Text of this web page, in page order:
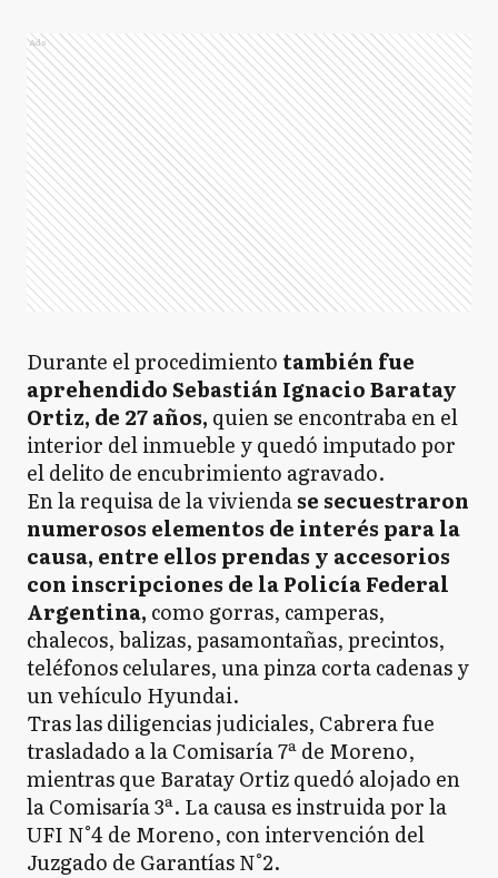
Ads
Durante el procedimiento también fue
aprehendido Sebastián Ignacio Baratay
Ortiz, de 27 años, quien se encontraba en el
interior del inmueble y quedó imputado por
el delito de encubrimiento agravado.
En la requisa de la viviendase secuestraron
numerosos elementos de interés para la
causa, entre ellos prendas y accesorios
con inscripciones de la Policía Federal
Argentina, como gorras, camperas,
chalecos, balizas, pasamontañas, precintos,
teléfonos celulares, una pinza corta cadenas y
un vehículo Hyundai.
Tras las diligencias judiciales, Cabrera fue
trasladado a la Comisaría 7ª de Moreno,
mientras que Baratay Ortiz quedó alojado en
la Comisaría 3ª. La causa es instruida por la
UFI N°4 de Moreno, con intervención del
Juzgado de Garantías N°2.